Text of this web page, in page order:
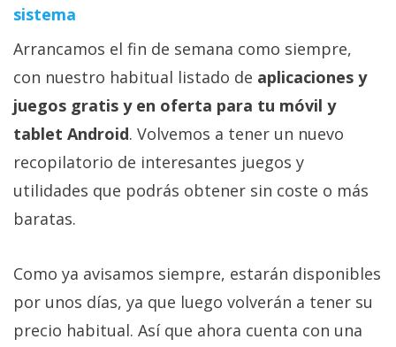
sistema
Arrancamos el fin de semana como siempre,
con nuestro habitual listado de aplicaciones y
juegos gratis y en oferta para tu móvil y
tablet Android. Volvemos a tener un nuevo
recopilatorio de interesantes juegos y
utilidades que podrás obtener sin coste o más
baratas.
Como ya avisamos siempre, estarán disponibles
por unos días, ya que luego volverán a tener su
precio habitual. Así que ahora cuenta con una